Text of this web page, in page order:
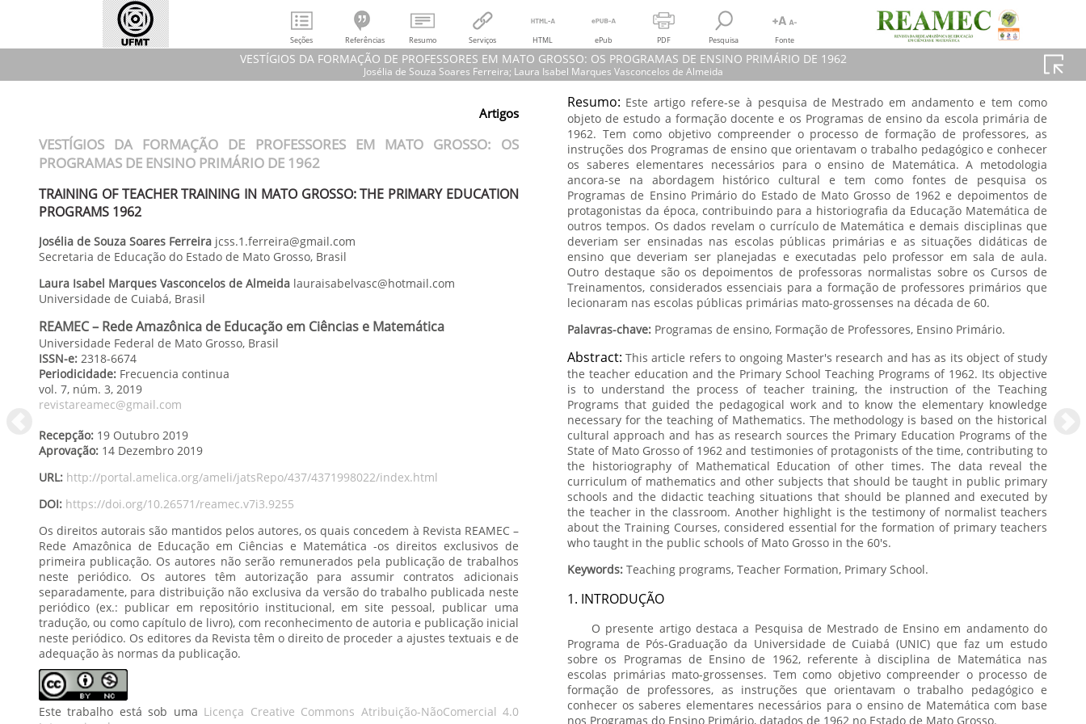
Seções Referências Resumo Serviços HTML ePub PDF Pesquisa Fonte
VESTÍGIOS DA FORMAÇÃO DE PROFESSORES EM MATO GROSSO: OS PROGRAMAS DE ENSINO PRIMÁRIO DE 1962
Josélia de Souza Soares Ferreira; Laura Isabel Marques Vasconcelos de Almeida
Josélia de Souza Soares Ferreira; Laura Isabel Marques Vasconcelos de Almeida
VESTÍGIOS DA FORMAÇÃO DE PROFESSORES EM MATO GROSSO: OS PROGRAMAS DE ENSINO PRIMÁRIO DE 1962
TRAINING OF TEACHER TRAINING IN MATO GROSSO: THE PRIMARY EDUCATION PROGRAMS 1962
REAMEC – Rede Amazônica de Educação em Ciências e Matemática,vol.7, núm. 3, 2019
Universidade Federal de Mato Grosso
Artigos
VESTÍGIOS DA FORMAÇÃO DE PROFESSORES EM MATO GROSSO: OS
PROGRAMAS DE ENSINO PRIMÁRIO DE 1962
TRAINING OF TEACHER TRAINING IN MATO GROSSO: THE PRIMARY EDUCATION
PROGRAMS 1962
Josélia de Souza Soares Ferreira jcss.1.ferreira@gmail.com
Secretaria de Educação do Estado de Mato Grosso, Brasil
Laura Isabel Marques Vasconcelos de Almeida lauraisabelvasc@hotmail.com
Universidade de Cuiabá, Brasil
REAMEC – Rede Amazônica de Educação em Ciências e Matemática
Universidade Federal de Mato Grosso, Brasil
ISSN-e: 2318-6674
Periodicidade: Frecuencia continua
vol. 7
, núm. 3, 2019
revistareamec@gmail.com
Recepção:
19 Outubro 2019
Aprovação:
14 Dezembro 2019
URL: http://portal.amelica.org/ameli/jatsRepo/437/4371998022/index.html
DOI: https://doi.org/10.26571/reamec.v7i3.9255
Os direitos autorais são mantidos pelos autores, os quais concedem à Revista REAMEC –
Rede Amazônica de Educação em Ciências e Matemática -os direitos exclusivos de
primeira publicação. Os autores não serão remunerados pela publicação de trabalhos
neste periódico. Os autores têm autorização para assumir contratos adicionais
separadamente, para distribuição não exclusiva da versão do trabalho publicada neste
periódico (ex.: publicar em repositório institucional, em site pessoal, publicar uma
tradução, ou como capítulo de livro), com reconhecimento de autoria e publicação inicial
neste periódico. Os editores da Revista têm o direito de proceder a ajustes textuais e de
adequação às normas da publicação.
Este trabalho está sob uma Licença Creative Commons Atribuição-NãoComercial 4.0
Resumo: Este artigo refere-se à pesquisa de Mestrado em andamento e tem como
objeto de estudo a formação docente e os Programas de ensino da escola primária de
1962. Tem como objetivo compreender o processo de formação de professores, as
instruções dos Programas de ensino que orientavam o trabalho pedagógico e conhecer
os saberes elementares necessários para o ensino de Matemática. A metodologia
ancora-se na abordagem histórico cultural e tem como fontes de pesquisa os
Programas de Ensino Primário do Estado de Mato Grosso de 1962 e depoimentos de
protagonistas da época, contribuindo para a historiografia da Educação Matemática de
outros tempos. Os dados revelam o currículo de Matemática e demais disciplinas que
deveriam ser ensinadas nas escolas públicas primárias e as situações didáticas de
ensino que deveriam ser planejadas e executadas pelo professor em sala de aula.
Outro destaque são os depoimentos de professoras normalistas sobre os Cursos de
Treinamentos, considerados essenciais para a formação de professores primários que
lecionaram nas escolas públicas primárias mato-grossenses na década de 60.
Palavras-chave:
Programas de ensino, Formação de Professores, Ensino Primário.
Abstract: This article refers to ongoing Master's research and has as its object of study
the teacher education and the Primary School Teaching Programs of 1962. Its objective
is to understand the process of teacher training, the instruction of the Teaching
Programs that guided the pedagogical work and to know the elementary knowledge
necessary for the teaching of Mathematics. The methodology is based on the historical
cultural approach and has as research sources the Primary Education Programs of the
State of Mato Grosso of 1962 and testimonies of protagonists of the time, contributing to
the historiography of Mathematical Education of other times. The data reveal the
curriculum of mathematics and other subjects that should be taught in public primary
schools and the didactic teaching situations that should be planned and executed by
the teacher in the classroom. Another highlight is the testimony of normalist teachers
about the Training Courses, considered essential for the formation of primary teachers
who taught in the public schools of Mato Grosso in the 60's.
Keywords:
Teaching programs, Teacher Formation, Primary School.
1. INTRODUÇÃO
O presente artigo destaca a Pesquisa de Mestrado de Ensino em andamento do
Programa de Pós-Graduação da Universidade de Cuiabá (UNIC) que faz um estudo
sobre os Programas de Ensino de 1962, referente à disciplina de Matemática nas
escolas primárias mato-grossenses. Tem como objetivo compreender o processo de
formação de professores, as instruções que orientavam o trabalho pedagógico e
conhecer os saberes elementares necessários para o ensino de Matemática com base
nos Programas do Ensino Primário, datados de 1962 no Estado de Mato Grosso.